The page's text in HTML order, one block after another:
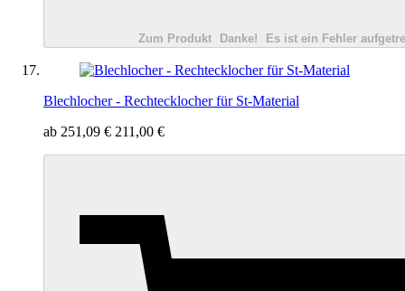
Zum Produkt Danke! Es ist ein Fehler
Blechlocher - Rechtecklocher für St-Material
ab 251,09 € 211,00 €